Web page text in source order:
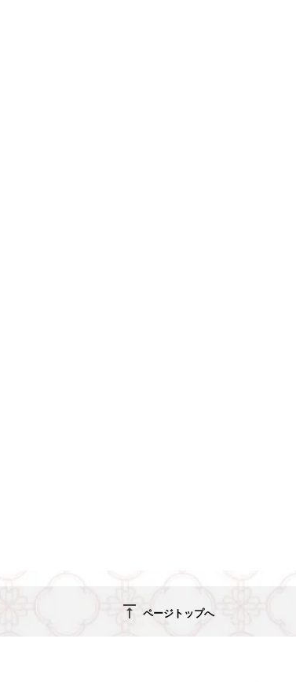
vertical_align_top ページトップへ